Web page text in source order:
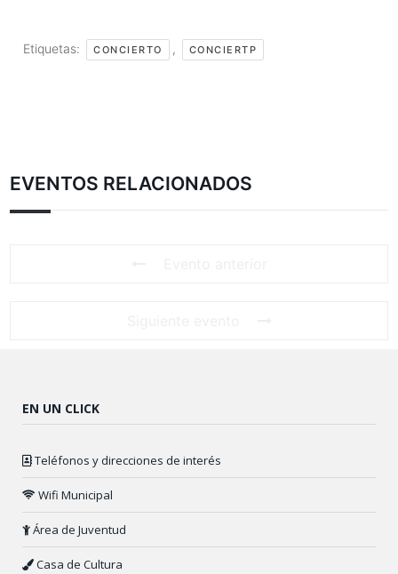
Etiquetas: CONCIERTO , CONCIERTP
EVENTOS RELACIONADOS
EN UN CLICK
Teléfonos y direcciones de interés
Wifi Municipal
Área de Juventud
Casa de Cultura